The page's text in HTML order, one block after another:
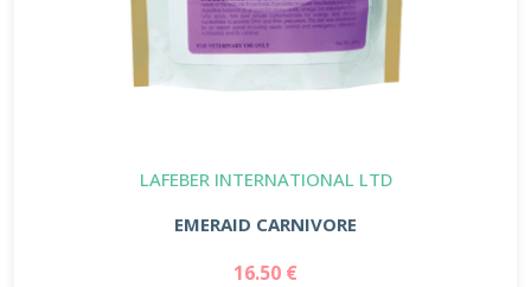
LAFEBER INTERNATIONAL LTD
EMERAID CARNIVORE
16.50 €